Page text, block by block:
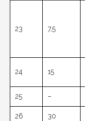
23 7,5
24 15
25 –
26 30